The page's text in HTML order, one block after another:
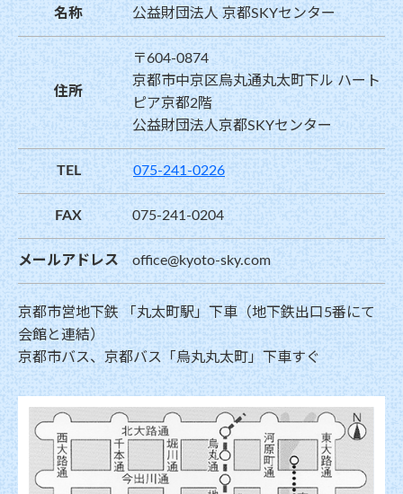
名称 公益財団法人 京都SKYセンター
住所
〒604-0874
京都市中京区烏丸通丸太町下ル ハート
ピア京都2階
公益財団法人京都SKYセンター
TEL 075-241-0226
FAX 075-241-0204
メールアドレス office@kyoto-sky.com
京都市営地下鉄 「丸太町駅」下車（地下鉄出口5番にて
会館と連結）
京都市バス、京都バス「烏丸丸太町」下車すぐ